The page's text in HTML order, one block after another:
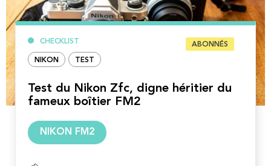
CHECKLIST ABONNÉS
NIKON TEST
Test du Nikon Zfc, digne héritier du
fameux boîtier FM2
NIKON FM2